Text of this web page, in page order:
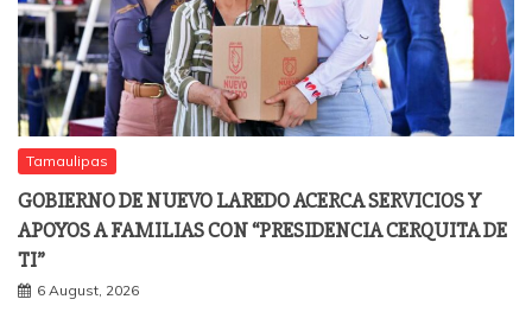
Tamaulipas
GOBIERNO DE NUEVO LAREDO ACERCA SERVICIOS Y
APOYOS A FAMILIAS CON “PRESIDENCIA CERQUITA DE
TI”
6 August, 2026